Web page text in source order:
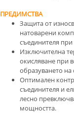
ПРЕДИМСТВА
Защита от
натоварени
съединителя
Изключителна
окисляване при
образуването
Оптимален
съединителя и
лесно
мощността.